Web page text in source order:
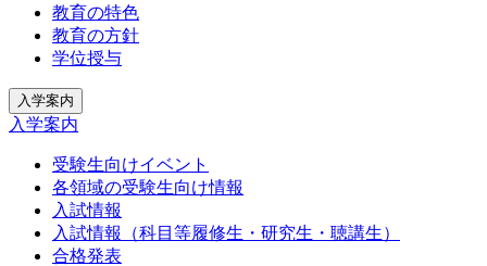
教育の特色
教育の方針
学位授与
入学案内
入学案内
受験生向けイベント
各領域の受験生向け情報
入試情報
入試情報（科目等履修生・研究生・聴講生）
合格発表